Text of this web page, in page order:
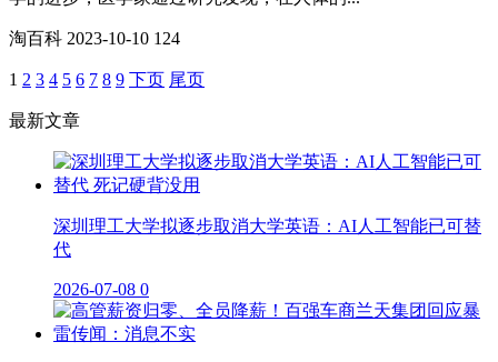
淘百科 2023-10-10 124
1 2 3 4 5 6 7 8 9 下页 尾页
最新文章
深圳理工大学拟逐步取消大学英语：AI人工智能已可替
代
2026-07-08 0